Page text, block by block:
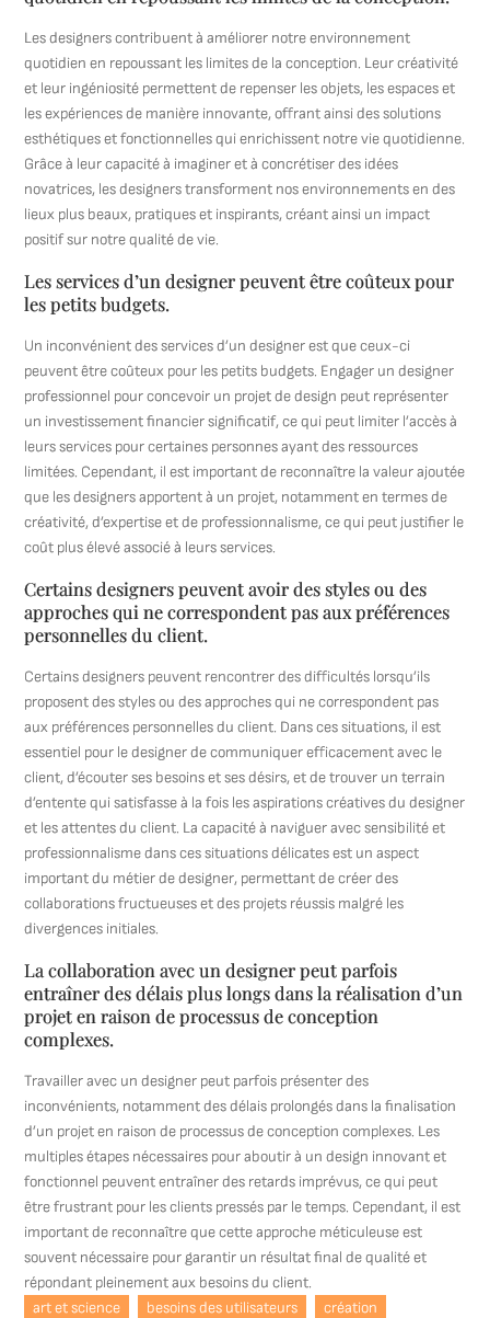
Les designers contribuent à améliorer notre environnement
quotidien en repoussant les limites de la conception. Leur créativité
et leur ingéniosité permettent de repenser les objets, les espaces et
les expériences de manière innovante, offrant ainsi des solutions
esthétiques et fonctionnelles qui enrichissent notre vie quotidienne.
Grâce à leur capacité à imaginer et à concrétiser des idées
novatrices, les designers transforment nos environnements en des
lieux plus beaux, pratiques et inspirants, créant ainsi un impact
positif sur notre qualité de vie.
Les services d’un designer peuvent être coûteux pour
les petits budgets.
Un inconvénient des services d’un designer est que ceux-ci
peuvent être coûteux pour les petits budgets. Engager un designer
professionnel pour concevoir un projet de design peut représenter
un investissement financier significatif, ce qui peut limiter l’accès à
leurs services pour certaines personnes ayant des ressources
limitées. Cependant, il est important de reconnaître la valeur ajoutée
que les designers apportent à un projet, notamment en termes de
créativité, d’expertise et de professionnalisme, ce qui peut justifier le
coût plus élevé associé à leurs services.
Certains designers peuvent avoir des styles ou des
approches qui ne correspondent pas aux préférences
personnelles du client.
Certains designers peuvent rencontrer des difficultés lorsqu’ils
proposent des styles ou des approches qui ne correspondent pas
aux préférences personnelles du client. Dans ces situations, il est
essentiel pour le designer de communiquer efficacement avec le
client, d’écouter ses besoins et ses désirs, et de trouver un terrain
d’entente qui satisfasse à la fois les aspirations créatives du designer
et les attentes du client. La capacité à naviguer avec sensibilité et
professionnalisme dans ces situations délicates est un aspect
important du métier de designer, permettant de créer des
collaborations fructueuses et des projets réussis malgré les
divergences initiales.
La collaboration avec un designer peut parfois
entraîner des délais plus longs dans la réalisation d’un
projet en raison de processus de conception
complexes.
Travailler avec un designer peut parfois présenter des
inconvénients, notamment des délais prolongés dans la finalisation
d’un projet en raison de processus de conception complexes. Les
multiples étapes nécessaires pour aboutir à un design innovant et
fonctionnel peuvent entraîner des retards imprévus, ce qui peut
être frustrant pour les clients pressés par le temps. Cependant, il est
important de reconnaître que cette approche méticuleuse est
souvent nécessaire pour garantir un résultat final de qualité et
répondant pleinement aux besoins du client.
art et science
besoins des utilisateurs
création